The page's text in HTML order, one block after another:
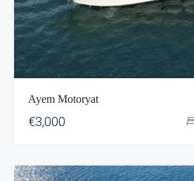
Ayem Motoryat
€3,000